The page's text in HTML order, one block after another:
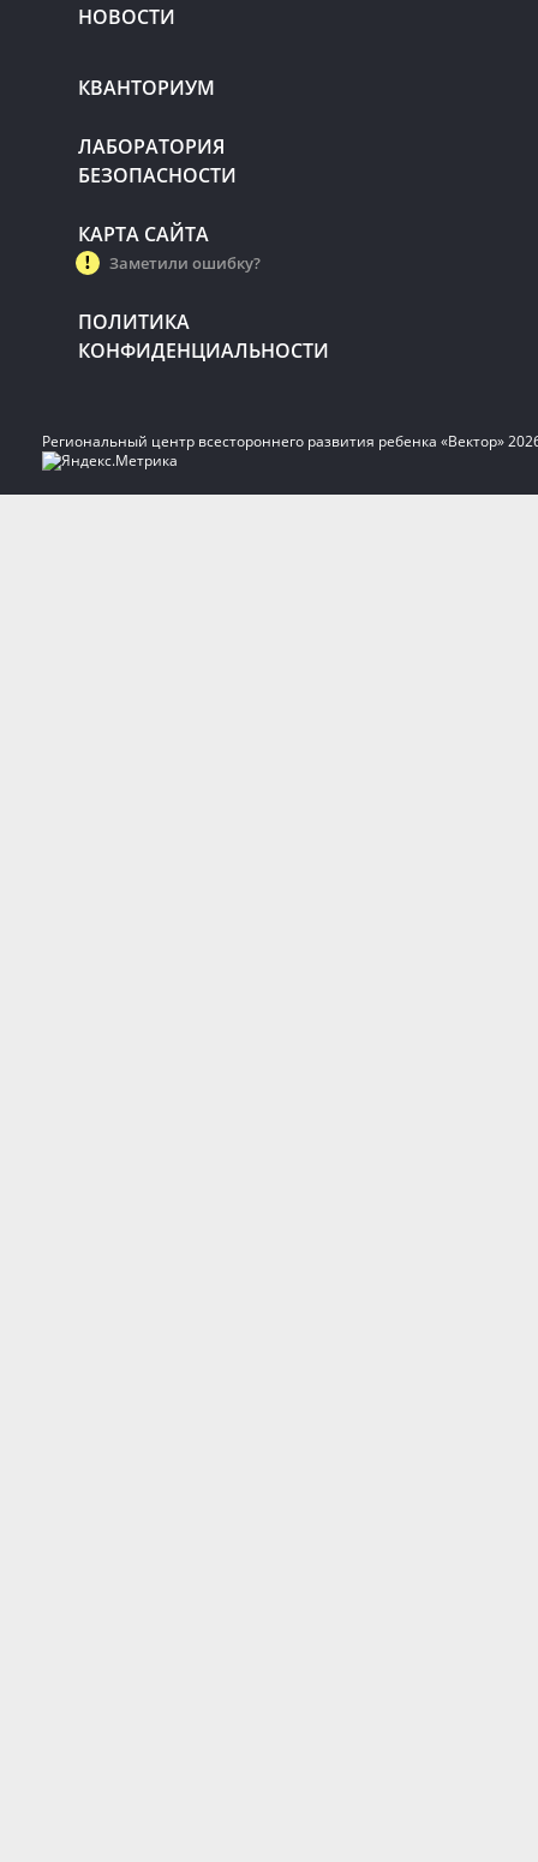
НОВОСТИ
КВАНТОРИУМ
ЛАБОРАТОРИЯ
БЕЗОПАСНОСТИ
КАРТА САЙТА
Заметили ошибку?
ПОЛИТИКА
КОНФИДЕНЦИАЛЬНОСТИ
Региональный центр всестороннего развития ребенка «Вектор»